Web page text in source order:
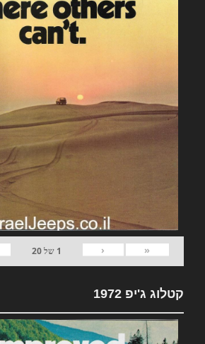
«
‹
1 של20
קטלוג ג'יפ 1972